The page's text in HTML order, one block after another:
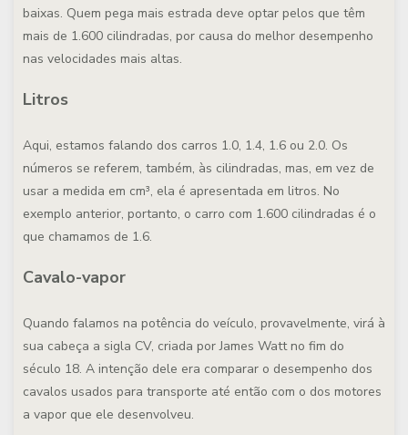
baixas. Quem pega mais estrada deve optar pelos que têm
mais de 1.600 cilindradas, por causa do melhor desempenho
nas velocidades mais altas.
Litros
Aqui, estamos falando dos carros 1.0, 1.4, 1.6 ou 2.0. Os
números se referem, também, às cilindradas, mas, em vez de
usar a medida em cm³, ela é apresentada em litros. No
exemplo anterior, portanto, o carro com 1.600 cilindradas é o
que chamamos de 1.6.
Cavalo-vapor
Quando falamos na potência do veículo, provavelmente, virá à
sua cabeça a sigla CV, criada por James Watt no fim do
século 18. A intenção dele era comparar o desempenho dos
cavalos usados para transporte até então com o dos motores
a vapor que ele desenvolveu.